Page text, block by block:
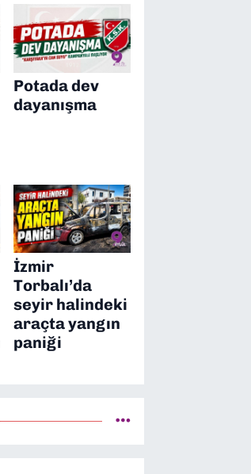
Potada dev
dayanışma
İzmir
Torbalı’da
seyir halindeki
araçta yangın
paniği